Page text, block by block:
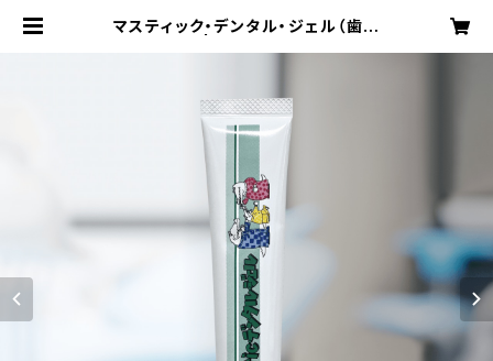
マスティック・デンタル・ジェル（歯磨